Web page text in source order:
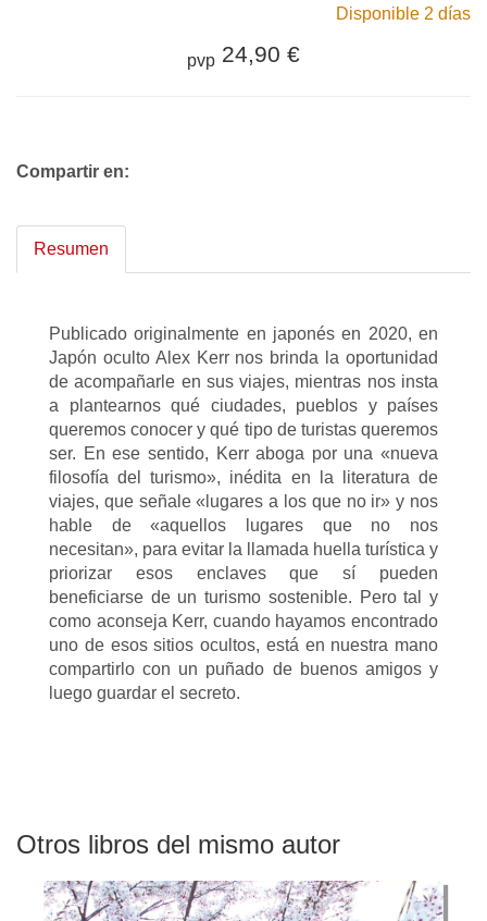
Disponible 2 días
pvp 24,90 €
Compartir en:
Resumen
Publicado originalmente en japonés en 2020, en
Japón oculto Alex Kerr nos brinda la oportunidad
de acompañarle en sus viajes, mientras nos insta
a plantearnos qué ciudades, pueblos y países
queremos conocer y qué tipo de turistas queremos
ser. En ese sentido, Kerr aboga por una «nueva
filosofía del turismo», inédita en la literatura de
viajes, que señale «lugares a los que no ir» y nos
hable de «aquellos lugares que no nos
necesitan», para evitar la llamada huella turística y
priorizar esos enclaves que sí pueden
beneficiarse de un turismo sostenible. Pero tal y
como aconseja Kerr, cuando hayamos encontrado
uno de esos sitios ocultos, está en nuestra mano
compartirlo con un puñado de buenos amigos y
luego guardar el secreto.
Otros libros del mismo autor